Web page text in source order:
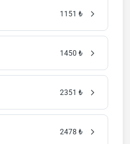
1151 ₺
1450 ₺
2351 ₺
2478 ₺